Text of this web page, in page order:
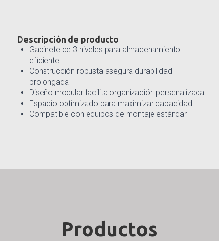
Descripción de producto
Gabinete de 3 niveles para almacenamiento
eficiente
Construcción robusta asegura durabilidad
prolongada
Diseño modular facilita organización personalizada
Espacio optimizado para maximizar capacidad
Compatible con equipos de montaje estándar
Productos